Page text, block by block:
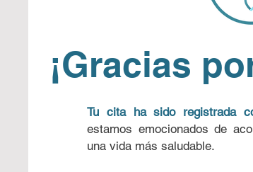
¡Gracias
Tu cita ha sido registrada
estamos emocionados de
una vida más saludable.